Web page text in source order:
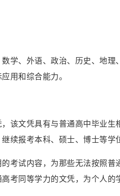
学、外语、政治、历史、地
用和综合能力。
该文凭具有与普通高中毕业
续报考本科、硕士、博士等学
考试内容，为那些无法按照
考同等学力的文凭，为个人的